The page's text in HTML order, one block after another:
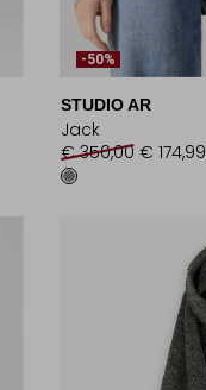
-50%
STUDIO AR
Jack
€ 350,00 € 174,99